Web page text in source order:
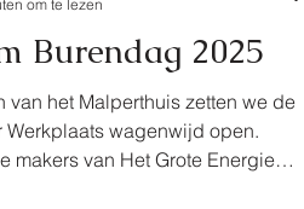
Burendag 2025
van het Malperthuis zetten we de
Werkplaats wagenwijd open.
makers van Het Grote Energie
om te lezen